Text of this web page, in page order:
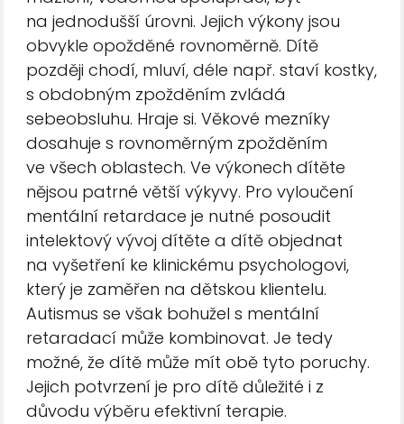
na jednodušší úrovni. Jejich výkony jsou
obvykle opožděné rovnoměrně. Dítě
později chodí, mluví, déle např. staví kostky,
s obdobným zpožděním zvládá
sebeobsluhu. Hraje si. Věkové mezníky
dosahuje s rovnoměrným zpožděním
ve všech oblastech. Ve výkonech dítěte
nějsou patrné větší výkyvy. Pro vyloučení
mentální retardace je nutné posoudit
intelektový vývoj dítěte a dítě objednat
na vyšetření ke klinickému psychologovi,
který je zaměřen na dětskou klientelu.
Autismus se však bohužel s mentální
retaradací může kombinovat. Je tedy
možné, že dítě může mít obě tyto poruchy.
Jejich potvrzení je pro dítě důležité i z
důvodu výběru efektivní terapie.